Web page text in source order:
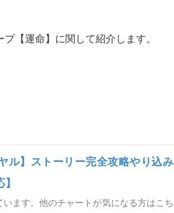
【運命】に関して紹介します。
ル】ストーリー完全攻略やり込み
ます。他のチャートが気になる方はこち